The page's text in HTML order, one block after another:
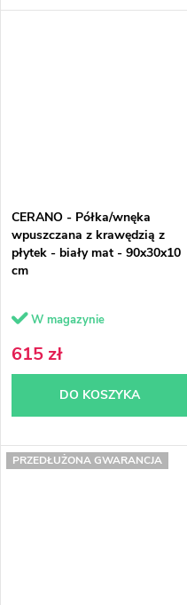
CERANO - Półka/wnęka
wpuszczana z krawędzią z
płytek - biały mat - 90x30x10
cm
W magazynie
615 zł
DO KOSZYKA
PRZEDŁUŻONA GWARANCJA